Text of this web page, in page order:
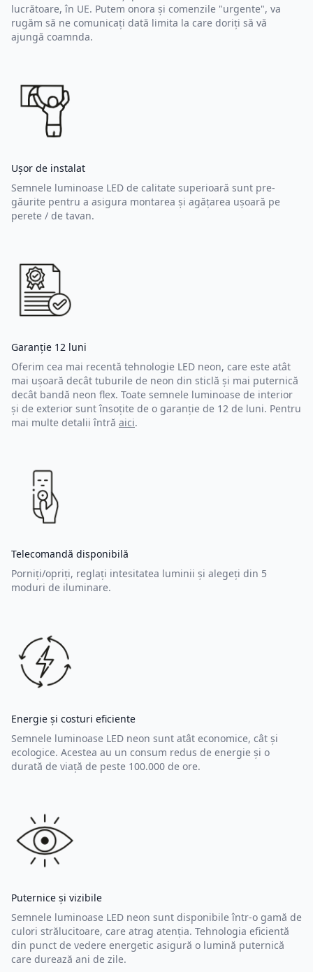
lucrătoare, în UE. Putem onora și comenzile "urgente", va
rugăm să ne comunicați dată limita la care doriți să vă
ajungă coamnda.
Ușor de instalat
Semnele luminoase LED de calitate superioară sunt pre-
găurite pentru a asigura montarea și agățarea ușoară pe
perete / de tavan.
Garanție 12 luni
Oferim cea mai recentă tehnologie LED neon, care este atât
mai ușoară decât tuburile de neon din sticlă și mai puternică
decât bandă neon flex. Toate semnele luminoase de interior
și de exterior sunt însoțite de o garanție de 12 de luni. Pentru
mai multe detalii întră aici.
Telecomandă disponibilă
Porniți/opriți, reglați intesitatea luminii și alegeți din 5
moduri de iluminare.
Energie și costuri eficiente
Semnele luminoase LED neon sunt atât economice, cât și
ecologice. Acestea au un consum redus de energie și o
durată de viață de peste 100.000 de ore.
Puternice și vizibile
Semnele luminoase LED neon sunt disponibile într-o gamă de
culori strălucitoare, care atrag atenția. Tehnologia eficientă
din punct de vedere energetic asigură o lumină puternică
care durează ani de zile.